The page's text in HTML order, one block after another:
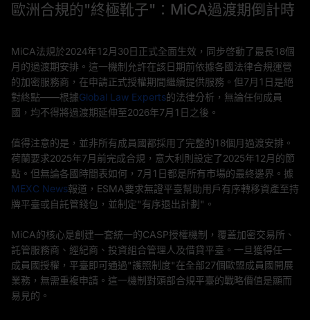
歐洲合規的"終極靴子"：MiCA過渡期倒計時
MiCA法規於2024年12月30日正式全面生效，同步啓動了最長18個
月的過渡期安排。這一機制允許在該日期前依據各國法律合規運營
的加密服務商，在申請正式授權期間繼續提供服務。但7月1日是絕
對終點——根據Global Law Experts的法律分析，無論任何成員
國，均不得將過渡期延伸至2026年7月1日之後。
值得注意的是，並非所有成員國都採用了完整的18個月過渡安排。
荷蘭要求2025年7月前完成合規，意大利則設定了2025年12月的節
點。但無論各國時間表如何，7月1日都是所有市場的最終邊界。據
MEXC News報道，ESMA要求無證平臺幫助用戶有序轉移資產至持
牌平臺或自託管錢包，並制定"有序退出計劃"。
MiCA的核心是創建一套統一的CASP授權機制，覆蓋加密交易所、
託管服務商、經紀商、投資組合管理人及借貸平臺。一旦獲得任一
成員國授權，平臺即可通過"護照制度"在全部27個歐盟成員國開展
業務，無需重複申請。這一機制對頭部合規平臺的戰略價值是顯而
易見的。